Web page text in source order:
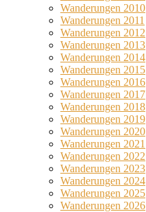
Wanderungen 2010
Wanderungen 2011
Wanderungen 2012
Wanderungen 2013
Wanderungen 2014
Wanderungen 2015
Wanderungen 2016
Wanderungen 2017
Wanderungen 2018
Wanderungen 2019
Wanderungen 2020
Wanderungen 2021
Wanderungen 2022
Wanderungen 2023
Wanderungen 2024
Wanderungen 2025
Wanderungen 2026